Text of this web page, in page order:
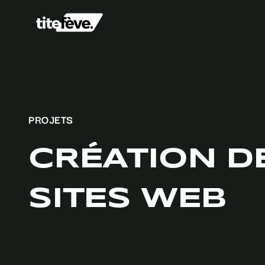
PROJETS
CRÉATION
SITES WEB